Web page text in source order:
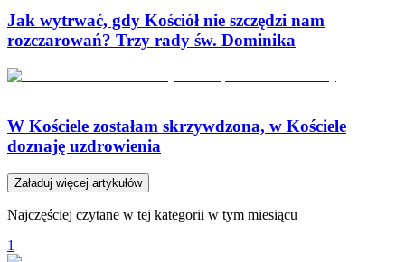
Jak wytrwać, gdy Kościół nie szczędzi nam
rozczarowań? Trzy rady św. Dominika
W Kościele zostałam skrzywdzona, w Kościele
doznaję uzdrowienia
Załaduj więcej artykułów
Najczęściej czytane w tej kategorii w tym miesiącu
1